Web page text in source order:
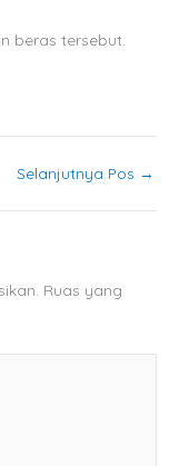
beras tersebut.
Selanjutnya Pos →
Ruas yang